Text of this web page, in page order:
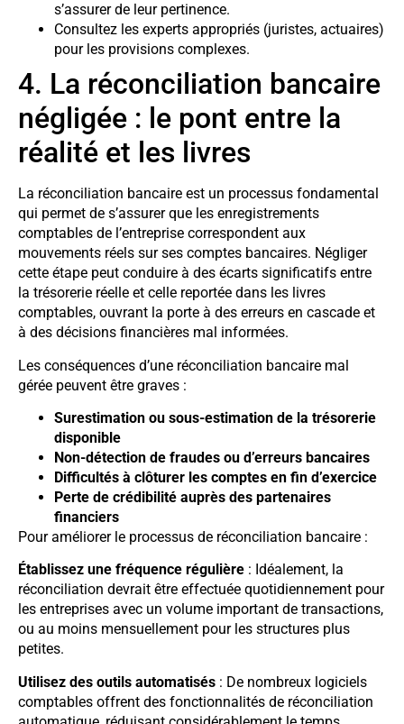
s’assurer de leur pertinence.
Consultez les experts appropriés (juristes, actuaires)
pour les provisions complexes.
4. La réconciliation bancaire
négligée : le pont entre la
réalité et les livres
La réconciliation bancaire est un processus fondamental
qui permet de s’assurer que les enregistrements
comptables de l’entreprise correspondent aux
mouvements réels sur ses comptes bancaires. Négliger
cette étape peut conduire à des écarts significatifs entre
la trésorerie réelle et celle reportée dans les livres
comptables, ouvrant la porte à des erreurs en cascade et
à des décisions financières mal informées.
Les conséquences d’une réconciliation bancaire mal
gérée peuvent être graves :
Surestimation ou sous-estimation de la trésorerie
disponible
Non-détection de fraudes ou d’erreurs bancaires
Difficultés à clôturer les comptes en fin d’exercice
Perte de crédibilité auprès des partenaires
financiers
Pour améliorer le processus de réconciliation bancaire :
Établissez une fréquence régulière : Idéalement, la
réconciliation devrait être effectuée quotidiennement pour
les entreprises avec un volume important de transactions,
ou au moins mensuellement pour les structures plus
petites.
Utilisez des outils automatisés : De nombreux logiciels
comptables offrent des fonctionnalités de réconciliation